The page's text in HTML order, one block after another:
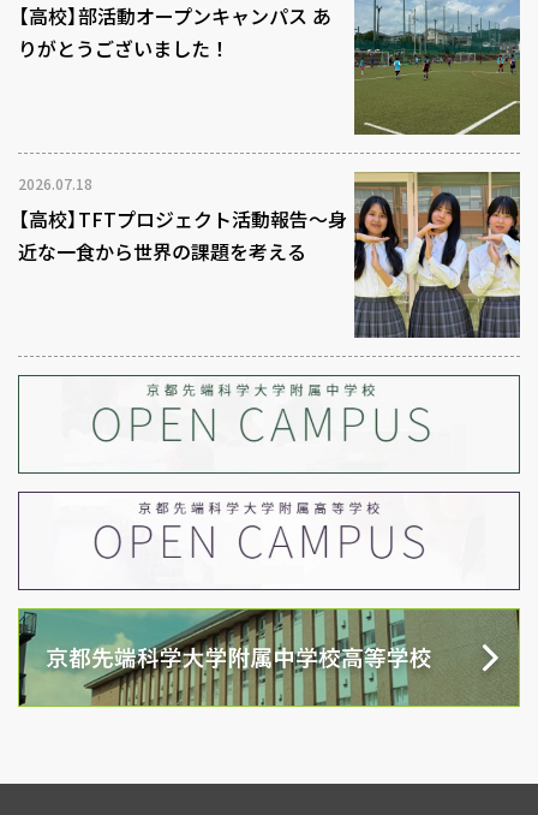
【高校】部活動オープンキャンパス あ
りがとうございました！
2026.07.18
【高校】TFTプロジェクト活動報告～身
近な一食から世界の課題を考える